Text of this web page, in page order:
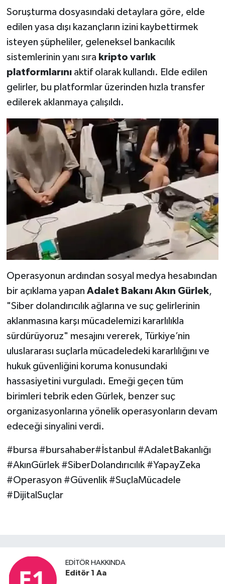
Soruşturma dosyasındaki detaylara göre, elde
edilen yasa dışı kazançların izini kaybettirmek
isteyen şüpheliler, geleneksel bankacılık
sistemlerinin yanı sıra kripto varlık
platformlarınıaktif olarak kullandı. Elde edilen
gelirler, bu platformlar üzerinden hızla transfer
edilerek aklanmaya çalışıldı.
Operasyonun ardından sosyal medya hesabından
bir açıklama yapan Adalet Bakanı Akın Gürlek,
"Siber dolandırıcılık ağlarına ve suç gelirlerinin
aklanmasına karşı mücadelemizi kararlılıkla
sürdürüyoruz" mesajını vererek, Türkiye’nin
uluslararası suçlarla mücadeledeki kararlılığını ve
hukuk güvenliğini koruma konusundaki
hassasiyetini vurguladı. Emeği geçen tüm
birimleri tebrik eden Gürlek, benzer suç
organizasyonlarına yönelik operasyonların devam
edeceği sinyalini verdi.
#bursa #bursahaber#İstanbul #AdaletBakanlığı
#AkınGürlek #SiberDolandırıcılık #YapayZeka
#Operasyon #Güvenlik #SuçlaMücadele
#DijitalSuçlar
EDITÖR HAKKINDA
Editör 1 Aa